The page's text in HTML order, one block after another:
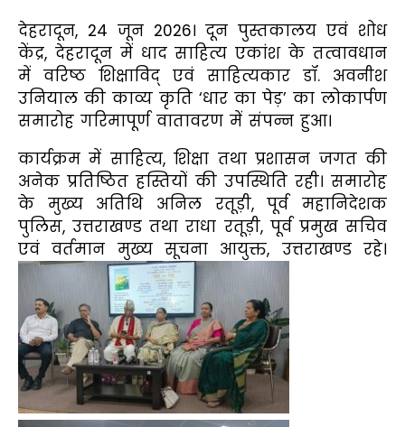
देहरादून, 24 जून 2026। दून पुस्तकालय एवं शोध
केंद्र, देहरादून में धाद साहित्य एकांश के तत्वावधान
में वरिष्ठ शिक्षाविद् एवं साहित्यकार डॉ. अवनीश
उनियाल की काव्य कृति ‘धार का पेड़’ का लोकार्पण
समारोह गरिमापूर्ण वातावरण में संपन्न हुआ।
कार्यक्रम में साहित्य, शिक्षा तथा प्रशासन जगत की
अनेक प्रतिष्ठित हस्तियों की उपस्थिति रही। समारोह
के मुख्य अतिथि अनिल रतूड़ी, पूर्व महानिदेशक
पुलिस, उत्तराखण्ड तथा राधा रतूड़ी, पूर्व प्रमुख सचिव
एवं वर्तमान मुख्य सूचना आयुक्त, उत्तराखण्ड रहे।